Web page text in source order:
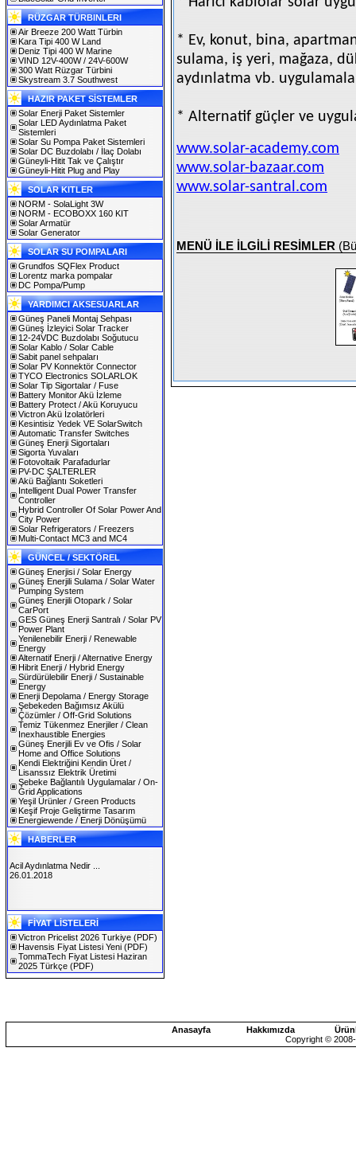
RÜZGAR TÜRBINLERI
Air Breeze 200 Watt Türbin
Kara Tipi 400 W Land
Deniz Tipi 400 W Marine
VIND 12V-400W / 24V-600W
300 Watt Rüzgar Türbini
Skystream 3.7 Southwest
HAZIR PAKET SİSTEMLER
Solar Enerji Paket Sistemler
Solar LED Aydınlatma Paket
Sistemleri
Solar Su Pompa Paket Sistemleri
Solar DC Buzdolabı / İlaç Dolabı
Güneyli-Hitit Tak ve Çalıştır
Güneyli-Hitit Plug and Play
SOLAR KITLER
NORM - SolaLight 3W
NORM - ECOBOXX 160 KIT
Solar Armatür
Solar Generator
SOLAR SU POMPALARI
Grundfos SQFlex Product
Lorentz marka pompalar
DC Pompa/Pump
YARDIMCI AKSESUARLAR
Güneş Paneli Montaj Sehpası
Güneş İzleyici Solar Tracker
12-24VDC Buzdolabı Soğutucu
Solar Kablo / Solar Cable
Sabit panel sehpaları
Solar PV Konnektör Connector
TYCO Electronics SOLARLOK
Solar Tip Sigortalar / Fuse
Battery Monitor Akü İzleme
Battery Protect / Akü Koruyucu
Victron Akü İzolatörleri
Kesintisiz Yedek VE SolarSwitch
Automatic Transfer Switches
Güneş Enerji Sigortaları
Sigorta Yuvaları
Fotovoltaik Parafadurlar
PV-DC ŞALTERLER
Akü Bağlantı Soketleri
Intelligent Dual Power Transfer
Controller
Hybrid Controller Of Solar Power And
City Power
Solar Refrigerators / Freezers
Multi-Contact MC3 and MC4
GÜNCEL / SEKTÖREL
Güneş Enerjisi / Solar Energy
Güneş Enerjili Sulama / Solar Water
Pumping System
Güneş Enerjili Otopark / Solar
CarPort
GES Güneş Enerji Santralı / Solar PV
Power Plant
Yenilenebilir Enerji / Renewable
Energy
Alternatif Enerji / Alternative Energy
Hibrit Enerji / Hybrid Energy
Sürdürülebilir Enerji / Sustainable
Energy
Enerji Depolama / Energy Storage
Şebekeden Bağımsız Akülü
Çözümler / Off-Grid Solutions
Temiz Tükenmez Enerjiler / Clean
Inexhaustible Energies
Güneş Enerjili Ev ve Ofis / Solar
Home and Office Solutions
Kendi Elektriğini Kendin Üret /
Lisanssız Elektrik Üretimi
Şebeke Bağlantılı Uygulamalar / On-
Grid Applications
Yeşil Ürünler / Green Products
Keşif Proje Geliştirme Tasarım
Energiewende / Enerji Dönüşümü
HABERLER
SOLAREX ISTANBUL 2019
30.01.2019
Acil Aydınlatma Nedir ...
26.01.2018
FİYAT LİSTELERİ
Victron Pricelist 2026 Turkiye (PDF)
Havensis Fiyat Listesi Yeni (PDF)
TommaTech Fiyat Listesi Haziran
2025 Türkçe (PDF)
* Ev, konut, bina,
sulama, iş yeri, mağaza,
aydınlatma vb.
* Alternatif güçler ve
www.solar-academy.com
www.solar-bazaar.com
www.solar-santral.com
MENÜ İLE İLGİLİ RESİMLER
Anasayfa Hakkımızda
Copyright ©